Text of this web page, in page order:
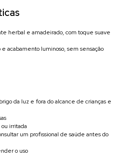
herbal e amadeirado, com toque suave
acabamento luminoso, sem sensação
da luz e fora do alcance de crianças e
irritada
um profissional de saúde antes do
o uso